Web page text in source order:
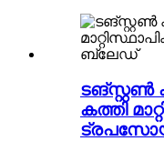
ടങ്സ്റ്റൺ
കത്തി